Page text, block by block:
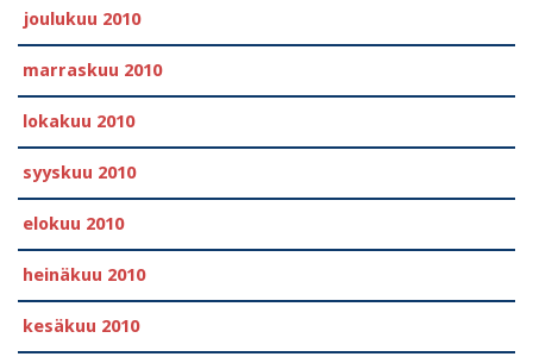
joulukuu 2010
marraskuu 2010
lokakuu 2010
syyskuu 2010
elokuu 2010
heinäkuu 2010
kesäkuu 2010